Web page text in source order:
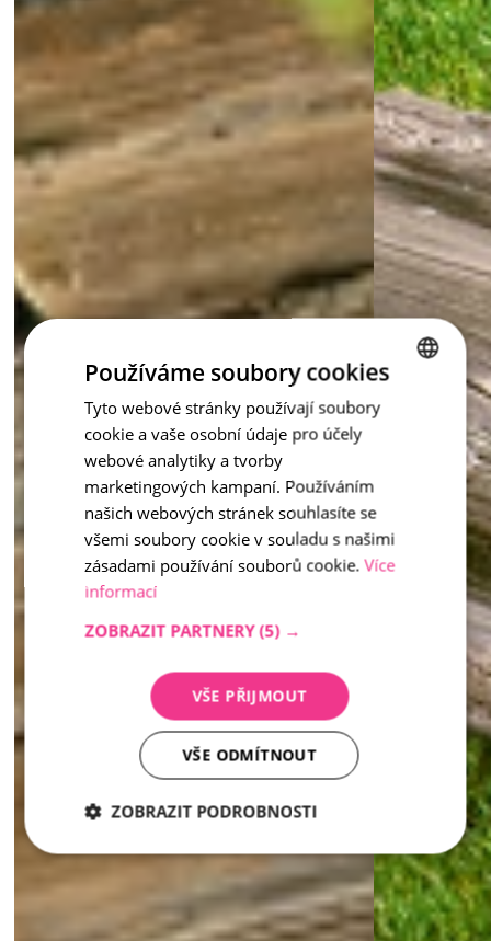
nezestárne.
inspirace - Staré dřevo
CZECH
Používáme soubory cookies
Tyto webové stránky používají soubory
cookie a vaše osobní údaje pro účely
webové analytiky a tvorby
marketingových kampaní. Používáním
našich webových stránek souhlasíte se
všemi soubory cookie v souladu s našimi
zásadami používání souborů cookie. Více
informací
ZOBRAZIT PARTNERY (5) →
VŠE PŘIJMOUT
VŠE ODMÍTNOUT
ZOBRAZIT PODROBNOSTI
Nezbytně
soubory
Analytika Marketing